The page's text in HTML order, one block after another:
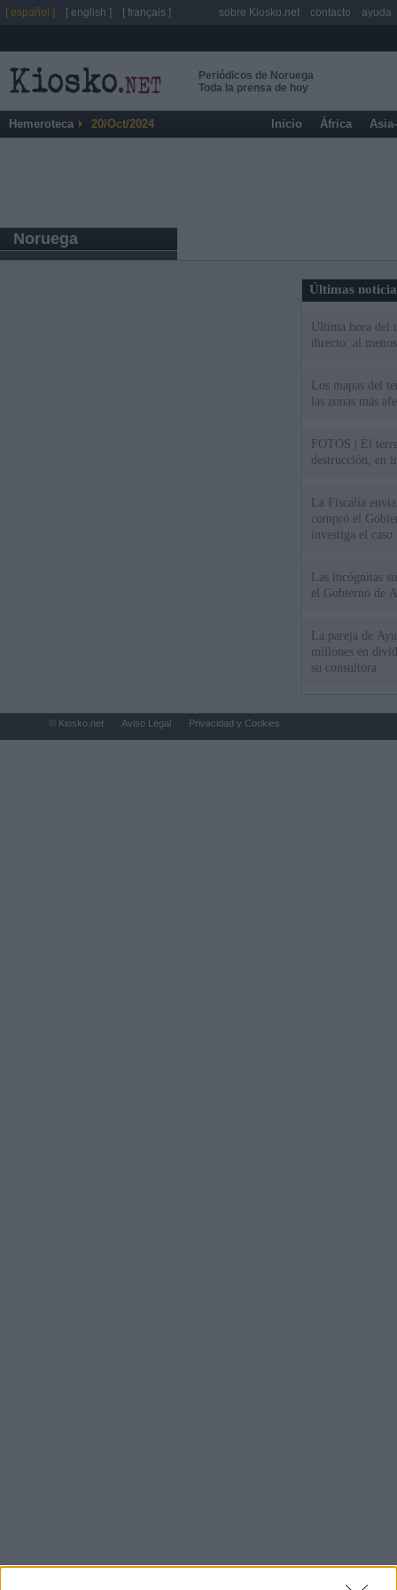
Periódicos de Noruega
Toda la prensa de hoy
Hemeroteca 20/Oct/2024 Inicio África
Noruega
Últimas
Última hora del
directo: al
Los mapas del
las zonas más
FOTOS | El
destrucción, en
La Fiscalía
compró el
investiga el caso
Las incógnitas
el Gobierno de
La pareja de
millones en
su consultora
[ español ] [ english ] [ français ] sobre Kiosko.net contacto ayuda
© Kiosko.net Aviso Legal Privacidad y Cookies